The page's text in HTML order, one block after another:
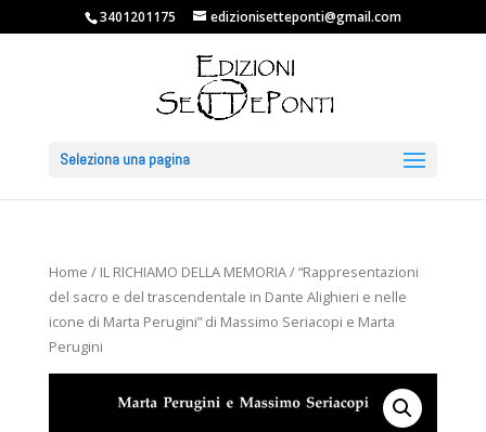
3401201175 edizionisetteponti@gmail.com
Seleziona una pagina
Home / IL RICHIAMO DELLA MEMORIA/ “Rappresentazioni
del sacro e del trascendentale in Dante Alighieri e nelle
icone di Marta Perugini” di Massimo Seriacopi e Marta
Perugini